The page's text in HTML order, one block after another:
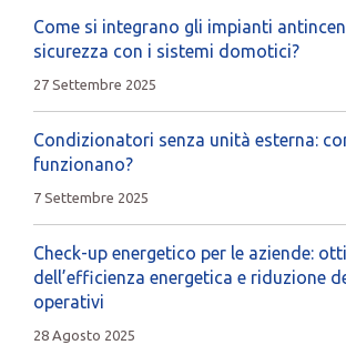
Come si integrano gli impianti
sicurezza con i sistemi domotici?
27 Settembre 2025
Condizionatori senza unità esterna:
funzionano?
7 Settembre 2025
Check-up energetico per le aziende:
dell’efficienza energetica e riduzione
operativi
28 Agosto 2025